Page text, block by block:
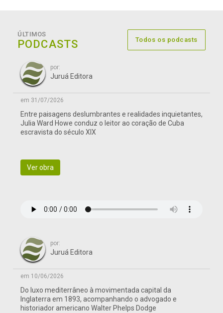
ÚLTIMOS
PODCASTS Todos os podcasts
por:
Juruá Editora
em 31/07/2026
Entre paisagens deslumbrantes e realidades inquietantes,
Julia Ward Howe conduz o leitor ao coração de Cuba
escravista do século XIX
Ver obra
por:
Juruá Editora
em 10/06/2026
Do luxo mediterrâneo à movimentada capital da
Inglaterra em 1893, acompanhando o advogado e
historiador americano Walter Phelps Dodge